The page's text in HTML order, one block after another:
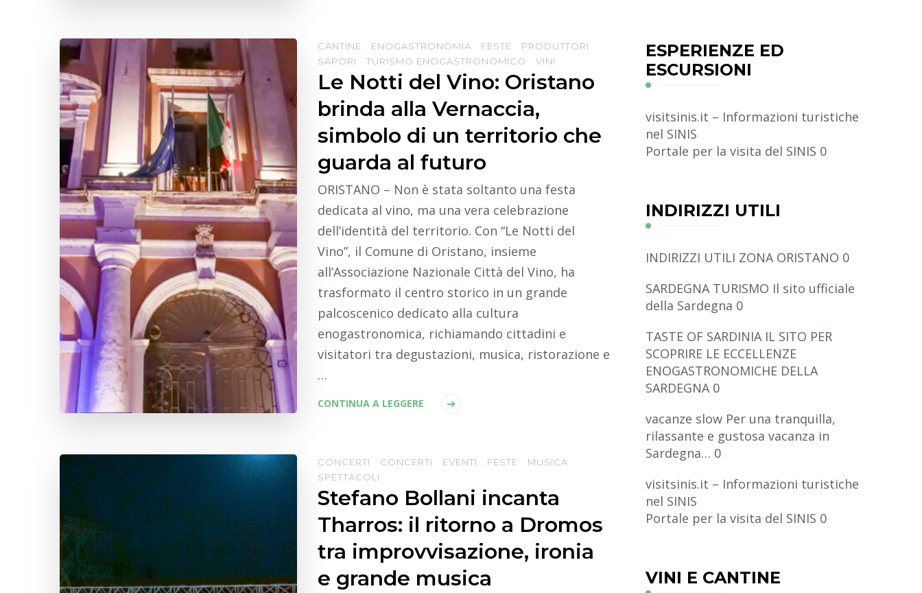
CANTINE ENOGASTRONOMIA FESTE
PRODUTTORI
SAPORI
TURISMO ENOGASTRONOMICO VINI
Le Notti del Vino: Oristano
brinda alla Vernaccia,
simbolo di un territorio che
guarda al futuro
ORISTANO – Non è stata soltanto una festa
dedicata al vino, ma una vera celebrazione
dell’identità del territorio. Con “Le Notti del
Vino”, il Comune di Oristano, insieme
all’Associazione Nazionale Città del Vino, ha
trasformato il centro storico in un grande
palcoscenico dedicato alla cultura
enogastronomica, richiamando cittadini e
visitatori tra degustazioni, musica, ristorazione e
…
CONTINUA A LEGGERE
CONCERTI CONCERTI EVENTI FESTE
MUSICA
SPETTACOLI
Stefano Bollani incanta
Tharros: il ritorno a Dromos
tra improvvisazione, ironia
e grande musica
ESPERIENZE ED
ESCURSIONI
visitsinis.it – Informazioni turistiche
nel SINIS
Portale per la visita del SINIS 0
INDIRIZZI UTILI
INDIRIZZI UTILI ZONA ORISTANO 0
SARDEGNA TURISMO Il sito ufficiale
della Sardegna 0
TASTE OF SARDINIA IL SITO PER
SCOPRIRE LE ECCELLENZE
ENOGASTRONOMICHE DELLA
SARDEGNA 0
vacanze slow Per una tranquilla,
rilassante e gustosa vacanza in
Sardegna… 0
visitsinis.it – Informazioni turistiche
nel SINIS
Portale per la visita del SINIS 0
VINI E CANTINE